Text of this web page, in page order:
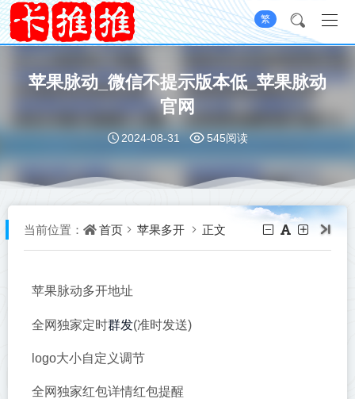
繁
苹果脉动_微信不提示版本低_苹果脉动
官网
2024-08-31 545阅读
当前位置： 首页 苹果多开 正文
苹果脉动多开地址
全网独家定时群发(准时发送)
logo大小自定义调节
全网独家红包详情红包提醒